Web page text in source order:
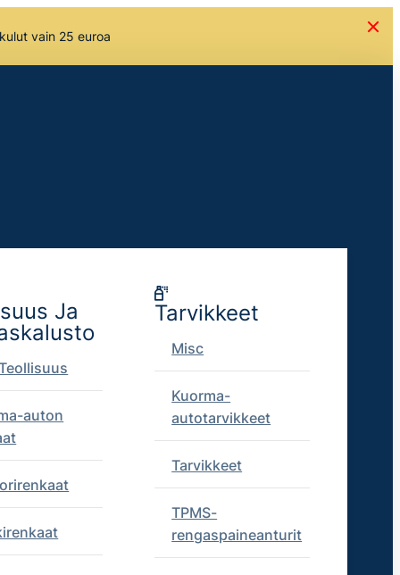
vain 25 euroa
Ja
auton
Tarvikkeet
Misc
Kuorma-
autotarvikkeet
Tarvikkeet
TPMS-
rengaspaineanturit